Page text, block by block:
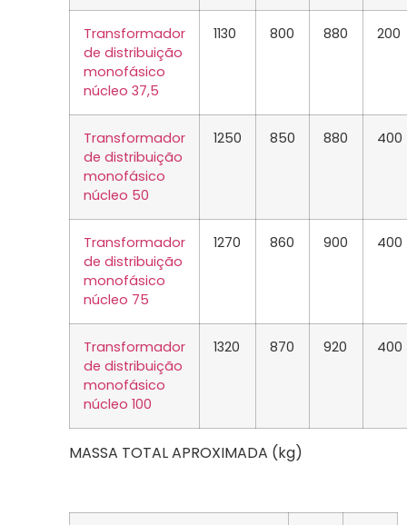
Transformador
de distribuição
monofásico
núcleo 37,5
1130 800 880 200
Transformador
de distribuição
monofásico
núcleo 50
1250 850 880 400
Transformador
de distribuição
monofásico
núcleo 75
1270 860 900 400
Transformador
de distribuição
monofásico
núcleo 100
1320 870 920 400
MASSA TOTAL APROXIMADA (kg)